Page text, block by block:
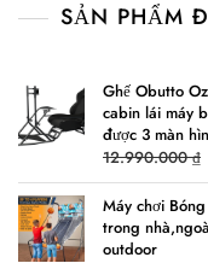
SẢN PHẨM
Ghế Obutto
cabin lái máy
được 3 màn
12.990.000₫
Máy chơi
trong
outdoor